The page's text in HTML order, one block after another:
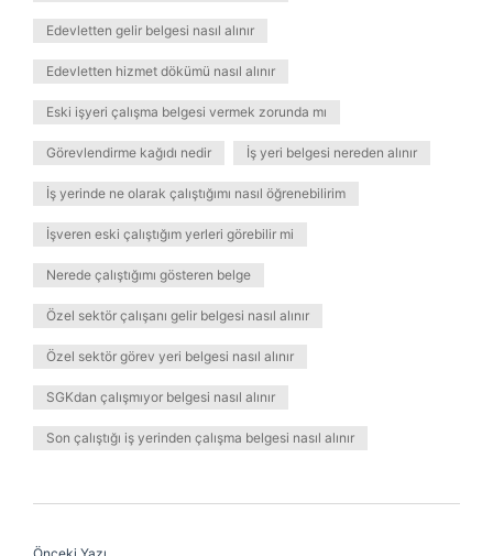
Edevletten gelir belgesi nasıl alınır
Edevletten hizmet dökümü nasıl alınır
Eski işyeri çalışma belgesi vermek zorunda mı
Görevlendirme kağıdı nedir İş yeri belgesi nereden alınır
İş yerinde ne olarak çalıştığımı nasıl öğrenebilirim
İşveren eski çalıştığım yerleri görebilir mi
Nerede çalıştığımı gösteren belge
Özel sektör çalışanı gelir belgesi nasıl alınır
Özel sektör görev yeri belgesi nasıl alınır
SGKdan çalışmıyor belgesi nasıl alınır
Son çalıştığı iş yerinden çalışma belgesi nasıl alınır